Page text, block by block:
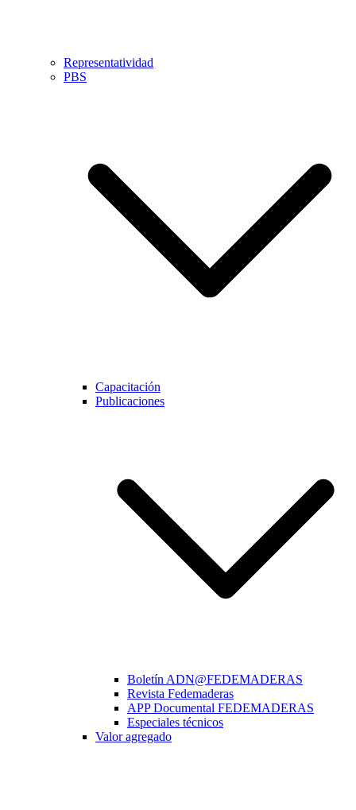
Representatividad
PBS
Capacitación
Publicaciones
Boletín ADN@FEDEMADERAS
Revista Fedemaderas
APP Documental FEDEMADERAS
Especiales técnicos
Valor agregado